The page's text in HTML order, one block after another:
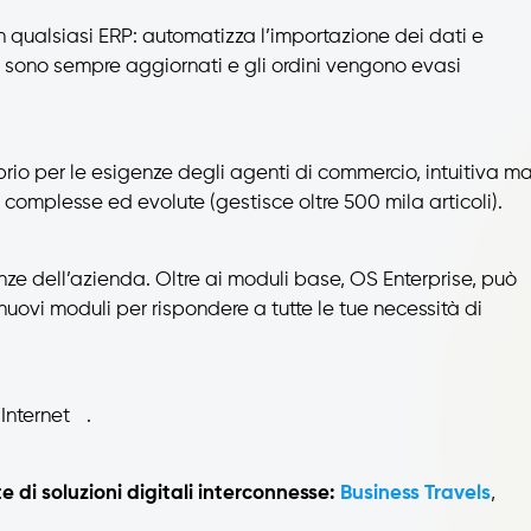
ERP: automatizza l’importazione dei dati e
sempre aggiornati e gli ordini vengono evasi
per le esigenze degli agenti di commercio, intuitiva
ed evolute (gestisce oltre 500 mila articoli).
dell’azienda. Oltre ai moduli base, OS Enterprise, può
moduli per rispondere a tutte le tue necessità di
Internet .
di soluzioni digitali interconnesse: Business Travels,